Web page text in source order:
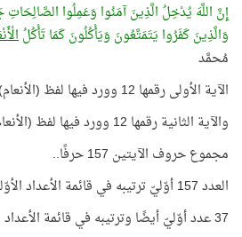
إِنَّ اللَّهَ يُدْخِلُ الَّذِينَ آمَنُوا وَعَمِلُوا
وَالَّذِينَ كَفَرُوا يَتَمَتَّعُونَ وَيَأْكُلُونَ كَمَا تَأْكُلُ
مُحمَّد
الآية الأولى رقمها 12 وورد فيها لفظ (الأنعام).
والآية الثانية رقمها 12 وورد فيها لفظ (الأنعام).
مجموع حروف الآيتين 157 حرفًا..
العدد 157 أوّليّ ترتيبه في قائمة الأعداد الأوّليّة رقم 37
37 عدد أوّليّ أيضًا وترتيبه في قائمة الأعداد الأوّليّة رقم 12